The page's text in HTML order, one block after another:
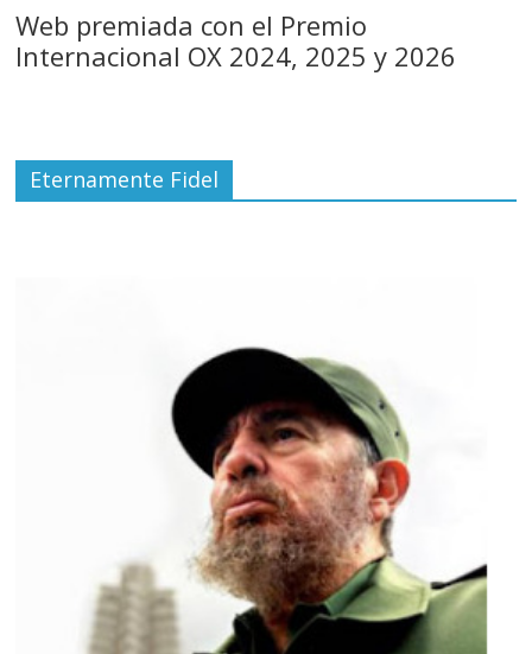
Web premiada con el Premio
Internacional OX 2024, 2025 y 2026
Eternamente Fidel